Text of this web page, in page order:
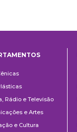
Rádio e Televisão
e Artes
e Cultura